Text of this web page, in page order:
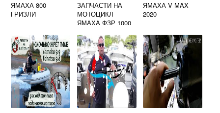
ЯМАХА 800
ГРИЗЛИ
ЗАПЧАСТИ НА
МОТОЦИКЛ
ЯМАХА ФЗР 1000
ЯМАХА V MAX
2020